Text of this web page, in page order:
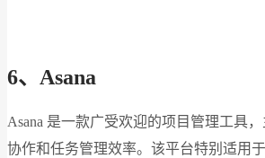
6、Asana
Asana 是一款广受欢迎的项目管理工具
协作和任务管理效率。该平台特别适用